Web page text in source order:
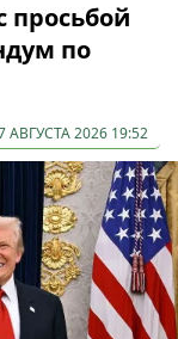
просьбой
по
АВГУСТА 2026 19:52